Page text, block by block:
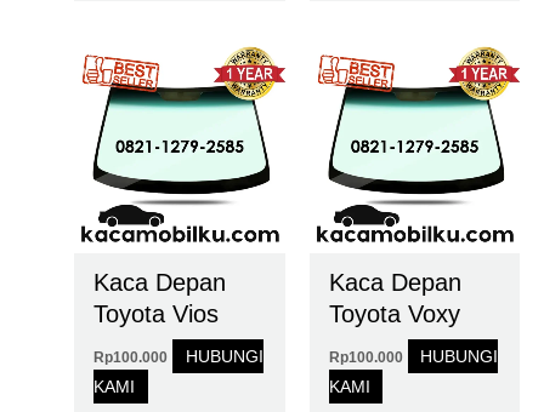
Kaca Depan
Toyota Vios
Rp100.000
HUBUNGI
KAMI
Kaca Depan
Toyota Voxy
Rp100.000
HUBUNGI
KAMI